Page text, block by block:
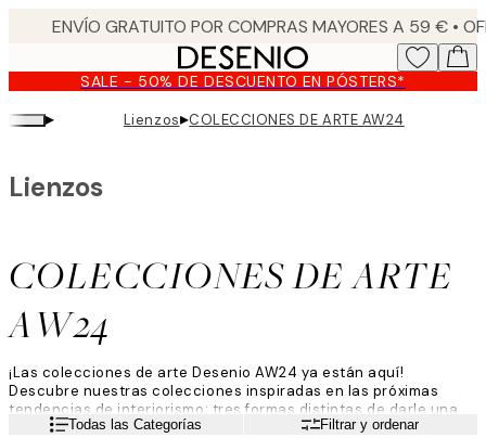
content.SALE - 50% DE DESCUENTO EN PÓSTERS*
▸ Lienzos▸COLECCIONES DE ARTE AW24
COLECCIONES DE ARTE
AW24
Lienzos
¡Las colecciones de arte Desenio AW24 ya están aquí!
Descubre nuestras colecciones inspiradas en las próximas
tendencias de interiorismo: tres formas distintas de darle una
nueva vida a tu hogar.
Leer másTodas las Categorías Filtrar y ordenar